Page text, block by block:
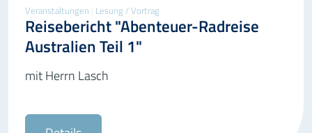
Veranstaltungen Lesung / Vortrag
Reisebericht "Abenteuer-Radreise
Australien Teil 1"
mit Herrn Lasch